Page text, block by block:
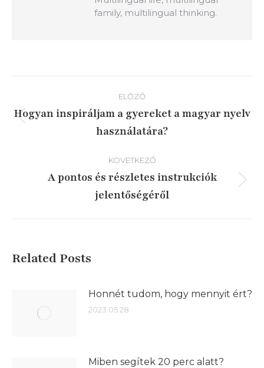
family, multilingual thinking.
navigáció
ELŐZŐ
Előző
írás:
Hogyan inspiráljam a gyereket a magyar nyelv
használatára?
KÖVETKEZŐ
írás:
A pontos és részletes instrukciók
jelentőségéről
Related Posts
Honnét tudom, hogy mennyit ért?
2023.05.28.
Miben segítek 20 perc alatt?